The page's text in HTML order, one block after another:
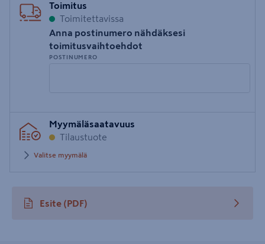
Toimitus
Toimitettavissa
Anna postinumero nähdäksesi
toimitusvaihtoehdot
POSTINUMERO
postinumero
Myymäläsaatavuus
Tilaustuote
Valitse myymälä
Esite (PDF)
avautuu uuteen välilehteen